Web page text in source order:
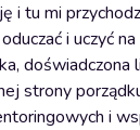
tu mi
i uczyć
doświadczona
strony
i